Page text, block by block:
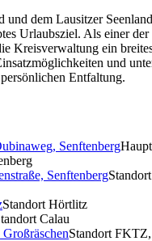
und dem Lausitzer
Urlaubsziel. Als einer
Kreisverwaltung ein
und
Entfaltung.
Standort Hörtlitz
Calau
Standort